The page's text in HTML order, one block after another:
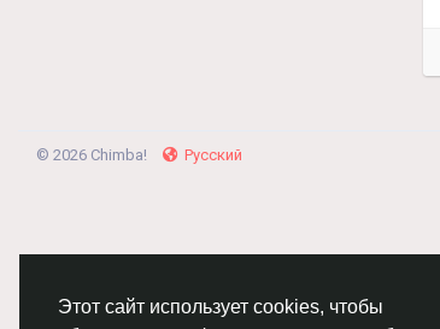
Этот сайт использует cookies, чтобы
© 2026 Chimba! Русский